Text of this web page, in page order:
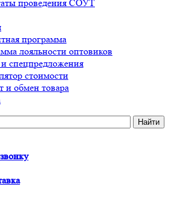
проведения СОУТ
программа
лояльности оптовиков
спецпредложения
стоимости
и обмен товара